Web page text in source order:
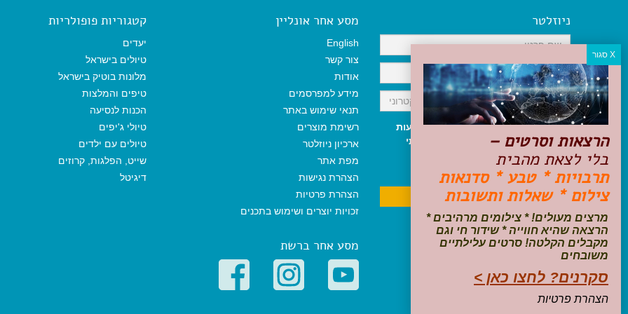
o
o
ניוזלטר
אני מאשר/ת קבלת ניוזלטר והודעות
שיווקיות, ומאשר/ת כי קראתי והסכמתי
לתקנון האתר ולמדיניות הפרטיות
ניתן לבטל את ההרשמה בכל עת
מסע אחר אונליין
English
צור קשר
אודות
מידע למפרסמים
תנאי שימוש באתר
רשימת מוצרים
ארכיון ניוזלטר
מפת אתר
הצהרת נגישות
הצהרת פרטיות
זכויות יוצרים ושימוש בתכנים
מסע אחר ברשת
קטגוריות פופולריות
יעדים
טיולים בישראל
מלונות בוטיק בישראל
טיפים והמלצות
הכנות לנסיעה
טיולי ג'יפים
טיולים עם ילדים
שייט, הפלגות, קרוזים
דיגיטל
הרצאות וסרטים –
בלי לצאת מהבית
תרבויות * טבע * סדנאות
צילום * שאלות ותשובות
מרצים מעולים! * צילומים מרהיבים *
הרצאה שהיא חווייה * שידור חי וגם
מקבלים הקלטה! סרטים עלילתיים
משובחים
סקרנים? לחצו כאן >
הצהרת פרטיות